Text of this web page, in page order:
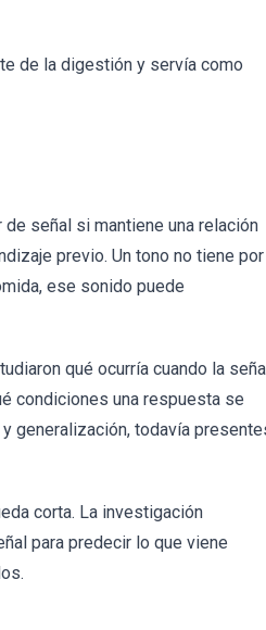
de la digestión y servía como
señal si mantiene una relación
previo. Un tono no tiene por
ese sonido puede
qué ocurría cuando la
condiciones una respuesta se
generalización, todavía
corta. La investigación
para predecir lo que viene